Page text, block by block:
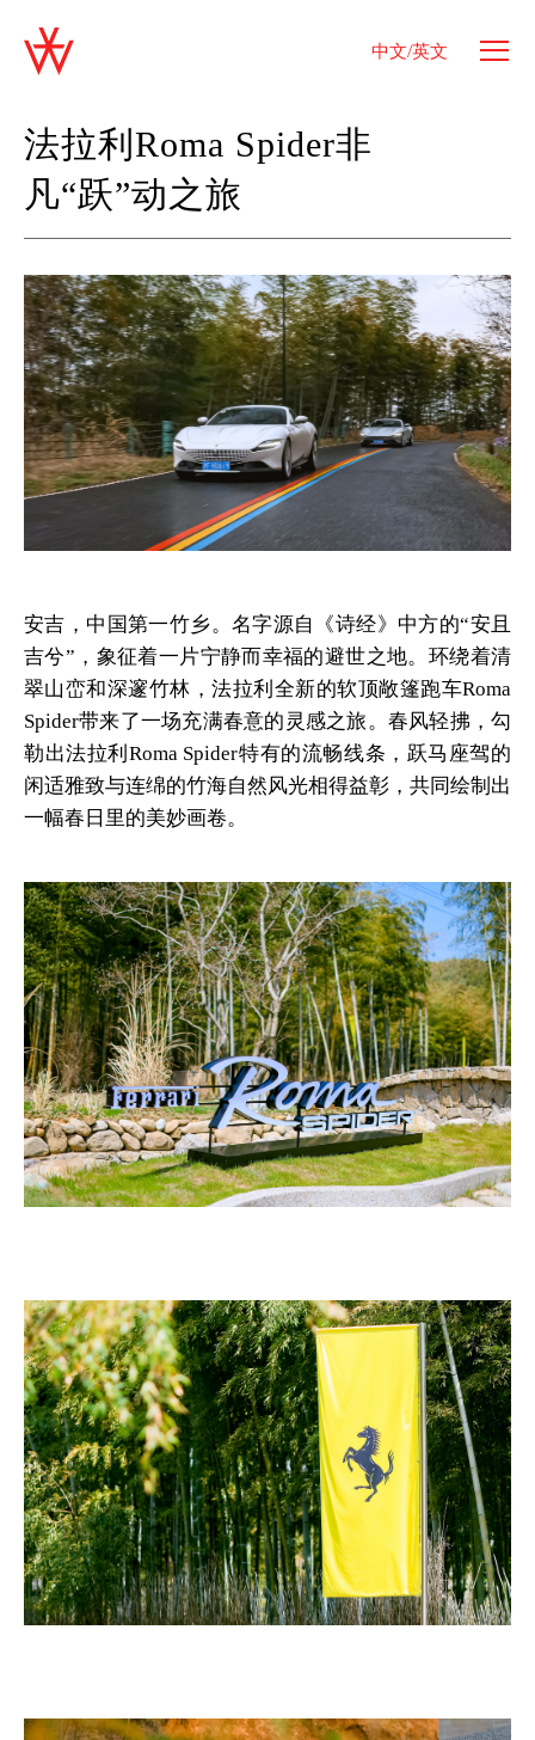
中文/英文
法拉利Roma Spider非
凡“跃”动之旅
安吉，中国第一竹乡。名字源自《诗经》中方的“安且
吉兮”，象征着一片宁静而幸福的避世之地。环绕着清
翠山峦和深邃竹林，法拉利全新的软顶敞篷跑车Roma
Spider带来了一场充满春意的灵感之旅。春风轻拂，勾
勒出法拉利Roma Spider特有的流畅线条，跃马座驾的
闲适雅致与连绵的竹海自然风光相得益彰，共同绘制出
一幅春日里的美妙画卷。